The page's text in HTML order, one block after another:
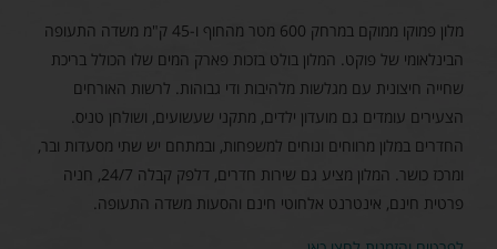
מלון פמוקו ממוקם במרחק 600 מטר מהחוף ו-45 ק"מ משדה התעופה
הבינלאומי של פוקט. המלון בולט בזכות פארק המים שלו הכולל בריכת
שחייה חיצונית עם מגלשות מלהיבות ודי גבוהות. לרשות האורחים
הצעירים עומדים גם מועדון ילדים, מתקני שעשועים, ושולחן טניס.
החדרים במלון מרווחים ונוחים למשפחות, ובמתחם יש שתי מסעדות ובר,
ומרכז כושר. המלון מציע גם שירות חדרים, דלפק קבלה 24/7, חניה
פרטית חינם, אינטרנט אלחוטי חינם והסעות משדה התעופה.